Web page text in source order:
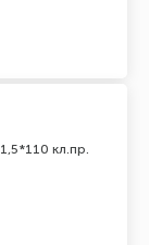
кл.пр.